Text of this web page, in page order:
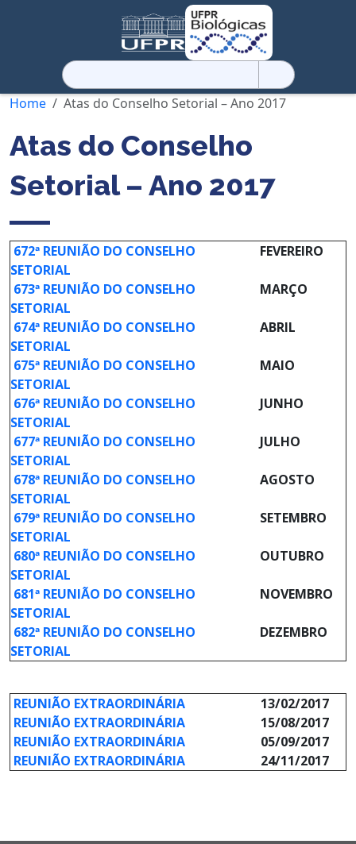
Pesquisar
por:
Home
Atas do Conselho Setorial – Ano 2017
Atas do Conselho
Setorial – Ano 2017
672ª REUNIÃO DO CONSELHO
SETORIAL
FEVEREIRO
673ª REUNIÃO DO CONSELHO
SETORIAL
MARÇO
674ª REUNIÃO DO CONSELHO
SETORIAL
ABRIL
675ª REUNIÃO DO CONSELHO
SETORIAL
MAIO
676ª REUNIÃO DO CONSELHO
SETORIAL
JUNHO
677ª REUNIÃO DO CONSELHO
SETORIAL
JULHO
678ª REUNIÃO DO CONSELHO
SETORIAL
AGOSTO
679ª REUNIÃO DO CONSELHO
SETORIAL
SETEMBRO
680ª REUNIÃO DO CONSELHO
SETORIAL
OUTUBRO
681ª REUNIÃO DO CONSELHO
SETORIAL
NOVEMBRO
682ª REUNIÃO DO CONSELHO
SETORIAL
DEZEMBRO
REUNIÃO EXTRAORDINÁRIA
13/02/2017
REUNIÃO EXTRAORDINÁRIA
15/08/2017
REUNIÃO EXTRAORDINÁRIA
05/09/2017
REUNIÃO EXTRAORDINÁRIA
24/11/2017